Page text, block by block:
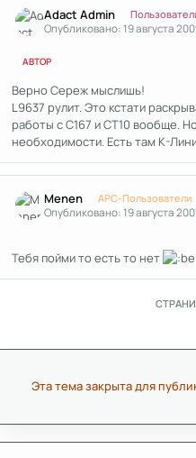
Adact Admin
Опубликовано:19 августа
АВТОР
Верно Сереж мыслишь!
L9637 рулит. Это кстати
работы с С167 и СТ10 вообще.
необходимости. Есть там К-
Menen APC-Пользователи
Опубликовано:19 августа
Тебя пойми то есть то нет
Эта тема закрыта для